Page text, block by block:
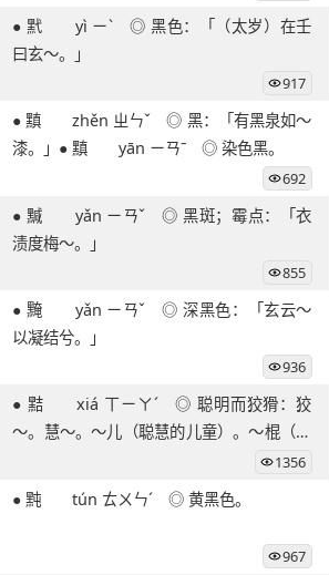
● 黓 yì ㄧˋ ◎ 黑色：「（太岁）在壬
曰玄～。」
917
● 黰 zhěn ㄓㄣˇ ◎ 黑：「有黑泉如～
漆。」● 黰 yān ㄧㄢˉ ◎ 染色黑。
692
● 黬 yǎn ㄧㄢˇ ◎ 黑斑；霉点：「衣
渍度梅～。」
855
● 黤 yǎn ㄧㄢˇ ◎ 深黑色：「玄云～
以凝结兮。」
936
● 黠 xiá ㄒㄧㄚˊ ◎ 聪明而狡猾：狡
～。慧～。～儿（聪慧的儿童）。～棍（狡
1356
● 黗 tún ㄊㄨㄣˊ ◎ 黄黑色。
967